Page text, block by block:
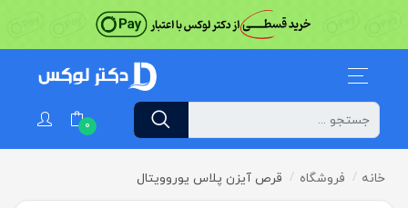
0
خانه فروشگاه قرص آیزن پلاس یوروویتال